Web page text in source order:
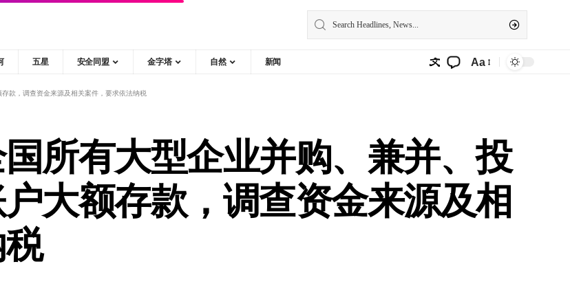
五星 安全同盟 金字塔 自然 新闻 Aa
款，调查资金来源及相关案件，要求依法纳税
所有大型企业并购、兼并、投
大额存款，调查资金来源及相